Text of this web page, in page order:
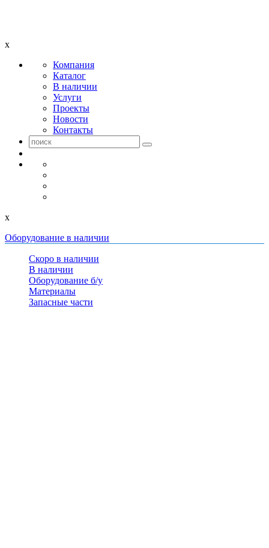
x
Компания
Каталог
В наличии
Услуги
Проекты
Новости
Контакты
x
Оборудование в наличии
Скоро в наличии
В наличии
Оборудование б/у
Материалы
Запасные части